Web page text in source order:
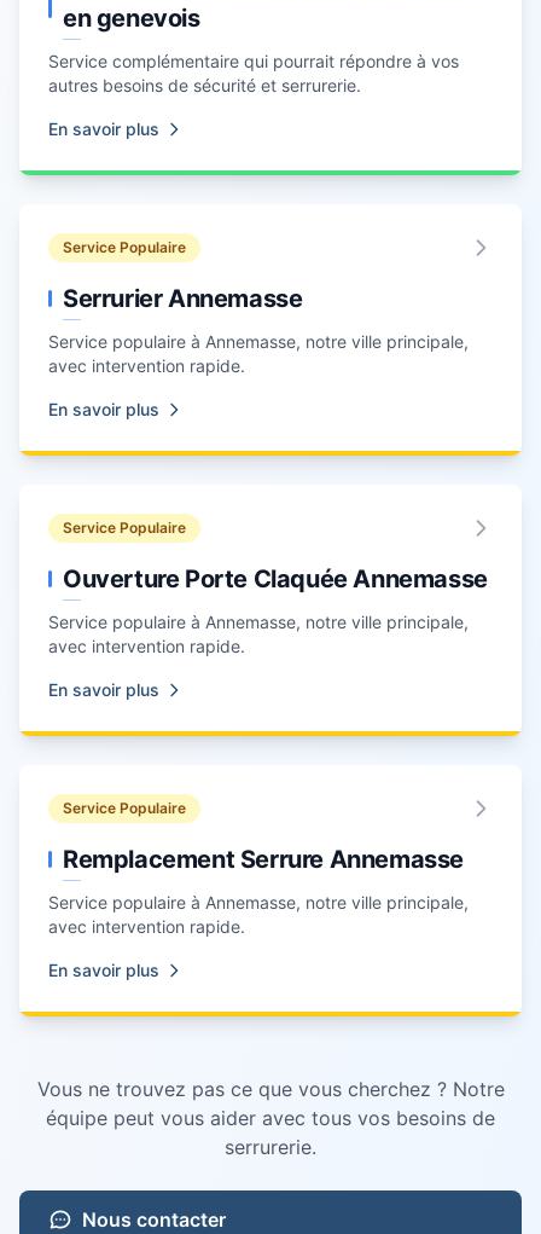
en genevois
Service complémentaire qui pourrait répondre à vos
autres besoins de sécurité et serrurerie.
En savoir plus
Service Populaire
Serrurier Annemasse
Service populaire à Annemasse, notre ville principale,
avec intervention rapide.
En savoir plus
Service Populaire
Ouverture Porte Claquée Annemasse
Service populaire à Annemasse, notre ville principale,
avec intervention rapide.
En savoir plus
Service Populaire
Remplacement Serrure Annemasse
Service populaire à Annemasse, notre ville principale,
avec intervention rapide.
En savoir plus
Vous ne trouvez pas ce que vous cherchez ? Notre
équipe peut vous aider avec tous vos besoins de
serrurerie.
Nous contacter